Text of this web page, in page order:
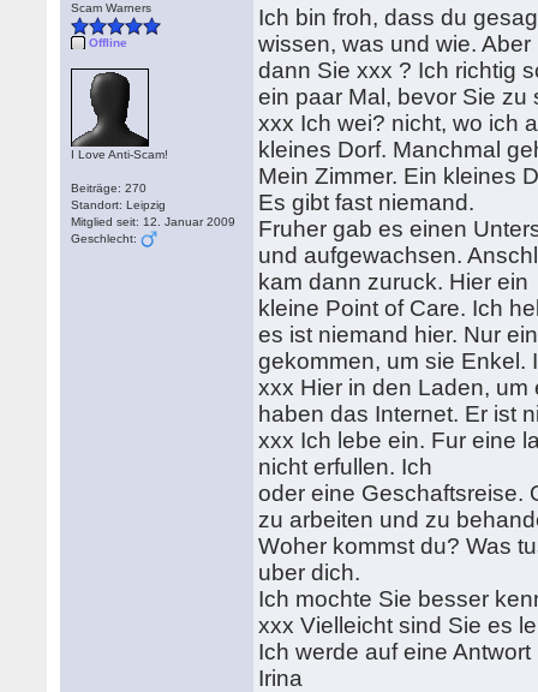
Scam Warners
Offline
I Love Anti-Scam!
Beiträge: 270
Standort: Leipzig
Mitglied seit: 12. Januar 2009
Geschlecht:
Ich bin froh, dass du
wissen, was und wie.
dann Sie xxx ? Ich richtig
ein paar Mal, bevor Sie zu
xxx Ich wei? nicht, wo ich
kleines Dorf. Manchmal
Mein Zimmer. Ein kleines
Es gibt fast niemand.
Fruher gab es einen
und aufgewachsen.
kam dann zuruck. Hier ein
kleine Point of Care. Ich
es ist niemand hier. Nur
gekommen, um sie Enkel.
xxx Hier in den Laden,
haben das Internet. Er ist
xxx Ich lebe ein. Fur eine
nicht erfullen. Ich
oder eine Geschaftsreise.
zu arbeiten und zu
Woher kommst du? Was
uber dich.
Ich mochte Sie besser
xxx Vielleicht sind Sie es
Ich werde auf eine
Irina